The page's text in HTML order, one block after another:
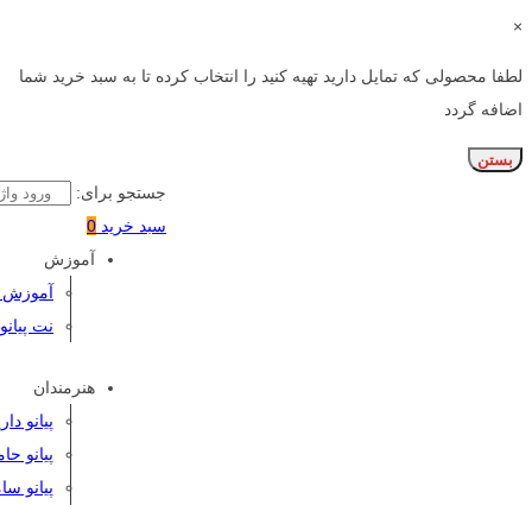
×
لطفا محصولی که تمایل دارید تهیه کنید را انتخاب کرده تا به سبد خرید شما
اضافه گردد
بستن
جستجو برای:
سبد خرید 0
آموزش
آموزش
نت پیانو
هنرمندان
پیانو
پیانو
پیانو